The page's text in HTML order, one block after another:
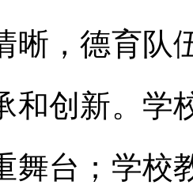
晰，德育队
和创新。学
舞台；学校